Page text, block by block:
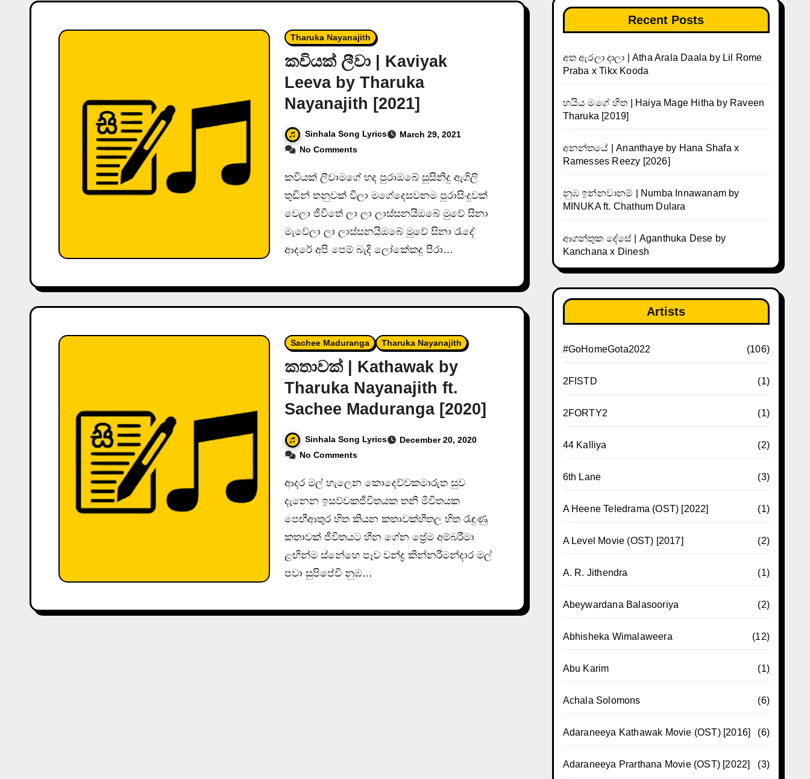
Tharuka Nayanajith
කවියක් ලීවා | Kaviyak
Leeva by Tharuka
Nayanajith [2021]
Sinhala Song Lyrics
March 29, 2021
No Comments
කවියක් ලීවාමගේ හද පුරාඔබේ සුසිනිදු ඇගිලි
තුඩින් තනුවක් වීලා මගේදෙසවනම පුරාසිංදුවක්
වෙලා ජීවිතේ ලා ලා ලාස්සනයිඔබේ මුවේ සිනා
මැවේලා ලා ලාස්සනයිඔබේ මුවේ සිනා රැදේ
ආදරේ අපි පෙම් බැදි ලෝකේකදු පීරා…
Sachee Maduranga Tharuka Nayanajith
කතාවක් | Kathawak by
Tharuka Nayanajith ft.
Sachee Maduranga [2020]
Sinhala Song Lyrics
December 20, 2020
No Comments
ආදර මල් හැලෙන කොදෙව්වකමාරුත සුව
දැනෙන ඉසව්වකජීවිතයක තනී මීවිතයක
පෙඟීආතුර හිත කියන කතාවක්හීතල හිත රැඳුණු
කතාවක් ජීවිතයට හීන ගේන ප්‍රේම අම්බරීමා
ළඟින්ම ස්නේහෙ පෑව චන්ද්‍ර කින්නරීමන්දාර මල්
පවා සුපිපේවි නුඹ…
Recent Posts
අත ඇරලා දාලා | Atha Arala Daala by Lil Rome
Praba x Tikx Kooda
හයිය මගේ හිත | Haiya Mage Hitha by Raveen
Tharuka [2019]
අනන්තයේ | Ananthaye by Hana Shafa x
Ramesses Reezy [2026]
නුඹ ඉන්නවානම් | Numba Innawanam by
MINUKA ft. Chathum Dulara
ආගන්තුක දේසේ | Aganthuka Dese by
Kanchana x Dinesh
Artists
#GoHomeGota2022 (106)
2FISTD (1)
2FORTY2 (1)
44 Kalliya (2)
6th Lane (3)
A Heene Teledrama (OST) [2022] (1)
A Level Movie (OST) [2017] (2)
A. R. Jithendra (1)
Abeywardana Balasooriya (2)
Abhisheka Wimalaweera (12)
Abu Karim (1)
Achala Solomons (6)
Adaraneeya Kathawak Movie (OST) [2016] (6)
Adaraneeya Prarthana Movie (OST) [2022] (3)